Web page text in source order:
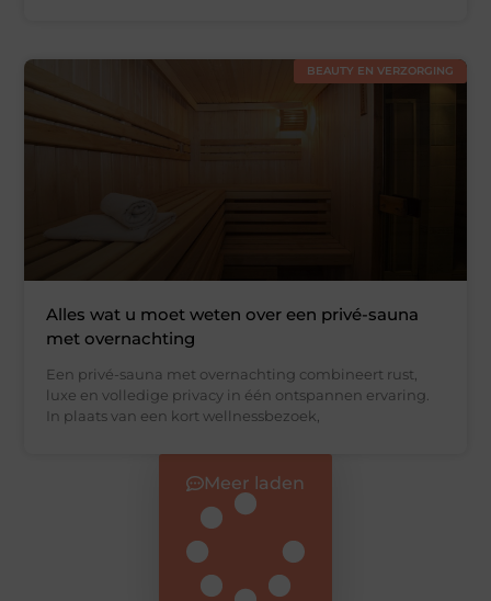
BEAUTY EN VERZORGING
Alles wat u moet weten over een privé-sauna
met overnachting
Een privé-sauna met overnachting combineert rust,
luxe en volledige privacy in één ontspannen ervaring.
In plaats van een kort wellnessbezoek,
Meer laden